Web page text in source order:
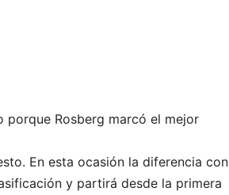
porque Rosberg marcó el mejor
En esta ocasión la diferencia con
y partirá desde la primera